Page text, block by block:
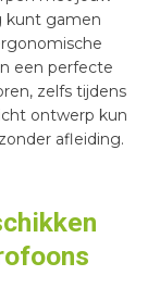
kunt gamen
een perfecte
zelfs tijdens
ontwerp kun
afleiding.